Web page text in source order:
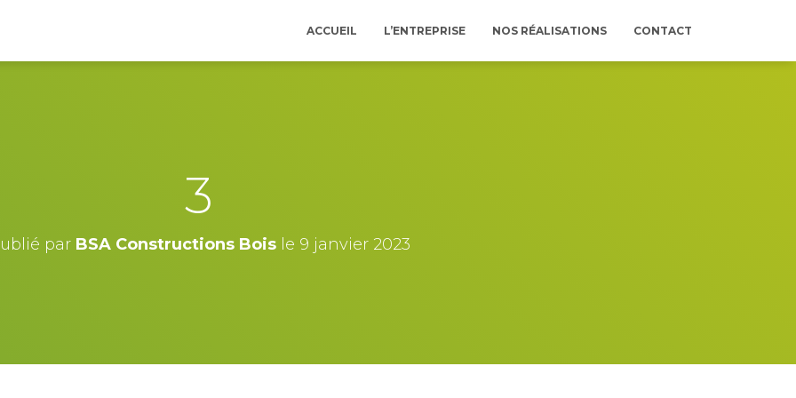
ACCUEIL L’ENTREPRISE NOS RÉALISATIONS CONTACT
3
par BSA Constructions Boisle 9 janvier 2023